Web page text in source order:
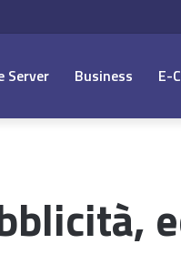
Server Business E-